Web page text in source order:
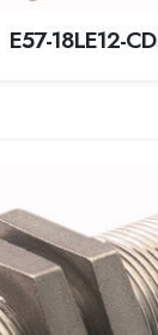
E57-18LE12-CD